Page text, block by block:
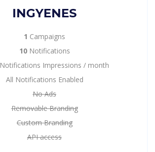
INGYENES
1 Campaigns
10Notifications
Notifications Impressions / month
All Notifications Enabled
No Ads
Removable Branding
Custom Branding
API access